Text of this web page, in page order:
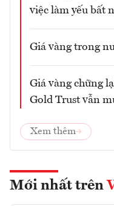
việc làm yếu bất
Giá vàng trong
Giá vàng chững
Gold Trust vẫn
Xem thêm
Mới nhất trên